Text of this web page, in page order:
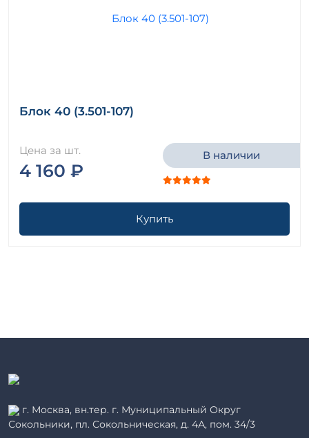
Блок 40 (3.501-107)
Цена за шт.
4 160 ₽
В наличии
Купить
г. Москва, вн.тер. г. Муниципальный Округ
Сокольники, пл. Сокольническая, д. 4А, пом. 34/3